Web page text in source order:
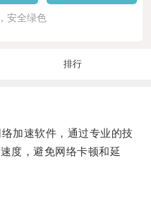
安全绿色
排行
速软件，通过专业的技
度，避免网络卡顿和延